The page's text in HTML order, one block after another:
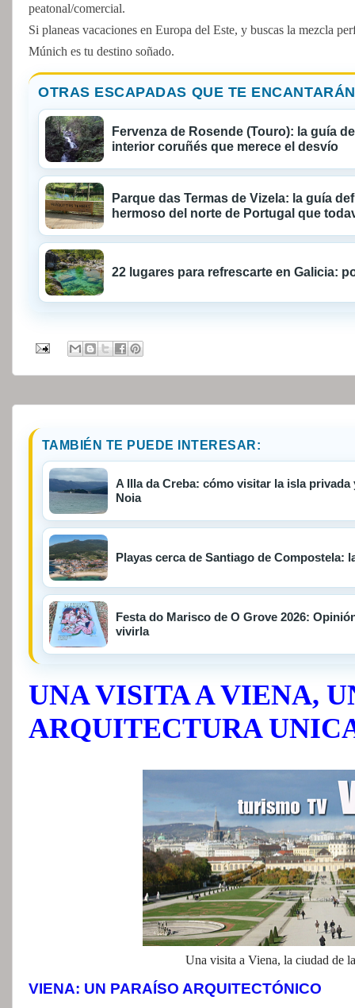
peatonal/comercial.
Si planeas vacaciones en Europa del Este, y buscas la mezcla
Múnich es tu destino soñado.
OTRAS ESCAPADAS QUE TE
Fervenza de Rosende (Touro): la guía
interior coruñés que merece el desvío
Parque das Termas de Vizela: la guía
hermoso del norte de Portugal que
22 lugares para refrescarte en Galicia:
TAMBIÉN TE PUEDE INTERESAR:
A Illa da Creba: cómo visitar la isla
Noia
Playas cerca de Santiago de Compostela:
Festa do Marisco de O Grove 2026:
vivirla
UNA VISITA A VIENA,
ARQUITECTURA
Una visita a Viena, la ciudad de
VIENA: UN PARAÍSO ARQUITECTÓNICO